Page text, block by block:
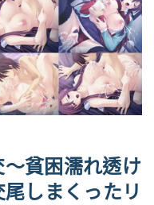
貧困濡れ透け
しまくったリ